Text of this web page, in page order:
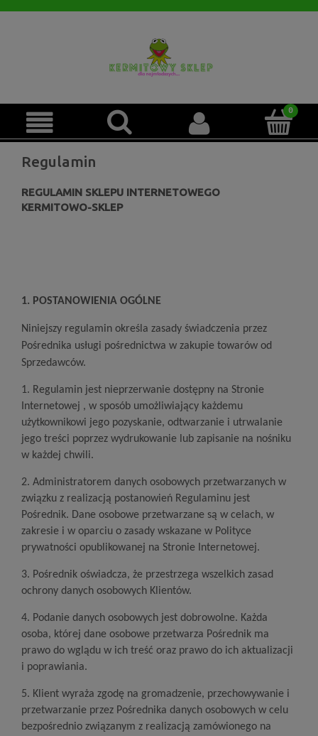
Regulamin
REGULAMIN SKLEPU INTERNETOWEGO
KERMITOWO-SKLEP
1. POSTANOWIENIA OGÓLNE
Niniejszy regulamin określa zasady świadczenia przez
Pośrednika usługi pośrednictwa w zakupie towarów od
Sprzedawców.
1. Regulamin jest nieprzerwanie dostępny na Stronie
Internetowej , w sposób umożliwiający każdemu
użytkownikowi jego pozyskanie, odtwarzanie i utrwalanie
jego treści poprzez wydrukowanie lub zapisanie na nośniku
w każdej chwili.
2. Administratorem danych osobowych przetwarzanych w
związku z realizacją postanowień Regulaminu jest
Pośrednik. Dane osobowe przetwarzane są w celach, w
zakresie i w oparciu o zasady wskazane w Polityce
prywatności opublikowanej na Stronie Internetowej.
3. Pośrednik oświadcza, że przestrzega wszelkich zasad
ochrony danych osobowych Klientów.
4. Podanie danych osobowych jest dobrowolne. Każda
osoba, której dane osobowe przetwarza Pośrednik ma
prawo do wglądu w ich treść oraz prawo do ich aktualizacji
i poprawiania.
5. Klient wyraża zgodę na gromadzenie, przechowywanie i
przetwarzanie przez Pośrednika danych osobowych w celu
bezpośrednio związanym z realizacją zamówionego na